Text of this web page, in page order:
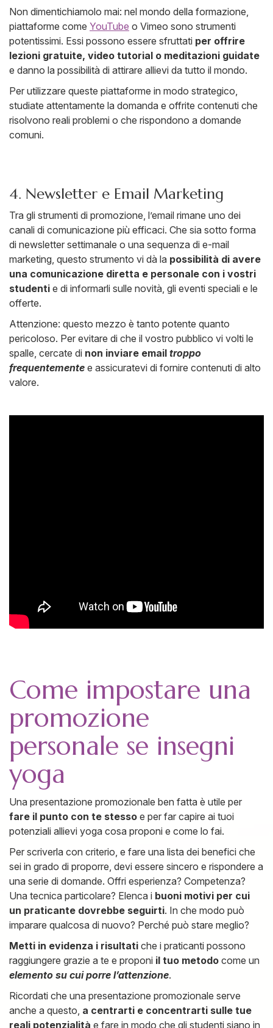
Non dimentichiamolo mai: nel mondo della formazione,
piattaforme come YouTube o Vimeo sono strumenti
potentissimi. Essi possono essere sfruttati per offrire
lezioni gratuite, video tutorial o meditazioni guidate
e danno la possibilità di attirare allievi da tutto il mondo.
Per utilizzare queste piattaforme in modo strategico,
studiate attentamente la domanda e offrite contenuti che
risolvono reali problemi o che rispondono a domande
comuni.
4. Newsletter e Email Marketing
Tra gli strumenti di promozione, l’email rimane uno dei
canali di comunicazione più efficaci. Che sia sotto forma
di newsletter settimanale o una sequenza di e-mail
marketing, questo strumento vi dà la possibilità di avere
una comunicazione diretta e personale con i vostri
studenti e di informarli sulle novità, gli eventi speciali e le
offerte.
Attenzione: questo mezzo è tanto potente quanto
pericoloso. Per evitare di che il vostro pubblico vi volti le
spalle, cercate di non inviare email troppo
frequentemente e assicuratevi di fornire contenuti di alto
valore.
Come impostare una
promozione
personale se insegni
yoga
Una presentazione promozionale ben fatta è utile per
fare il punto con te stesso e per far capire ai tuoi
potenziali allievi yoga cosa proponi e come lo fai.
Per scriverla con criterio, e fare una lista dei benefici che
sei in grado di proporre, devi essere sincero e rispondere a
una serie di domande. Offri esperienza? Competenza?
Una tecnica particolare? Elenca i buoni motivi per cui
un praticante dovrebbe seguirti. In che modo può
imparare qualcosa di nuovo? Perché può stare meglio?
Metti in evidenza i risultati che i praticanti possono
raggiungere grazie a te e proponi il tuo metodo come un
elemento su cui porre l’attenzione.
Ricordati che una presentazione promozionale serve
anche a questo, a centrarti e concentrarti sulle tue
reali potenzialità e fare in modo che gli studenti siano in